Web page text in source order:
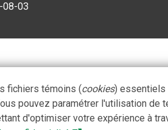
08-03
fichiers témoins (cookies) essentiels
pouvez paramétrer l'utilisation de
d'optimiser votre expérience à